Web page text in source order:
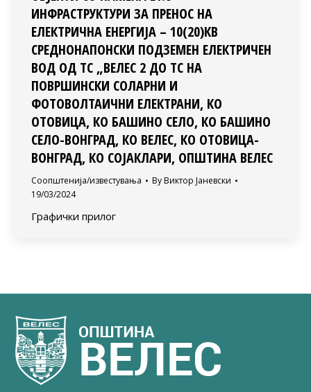
ИНФРАСТРУКТУРИ ЗА ПРЕНОС НА
ЕЛЕКТРИЧНА ЕНЕРГИЈА – 10(20)КВ
СРЕДНОНАПОНСКИ ПОДЗЕМЕН ЕЛЕКТРИЧЕН
ВОД ОД ТС „ВЕЛЕС 2 ДО ТС НА
ПОВРШИНСКИ СОЛАРНИ И
ФОТОВОЛТАИЧНИ ЕЛЕКТРАНИ, КО
ОТОВИЦА, КО БАШИНО СЕЛО, КО БАШИНО
СЕЛО-ВОНГРАД, КО ВЕЛЕС, КО ОТОВИЦА-
ВОНГРАД, КО СОЈАКЛАРИ, ОПШТИНА ВЕЛЕС
Соопштенија/известувања By Виктор Јаневски
19/03/2024
Графички прилог